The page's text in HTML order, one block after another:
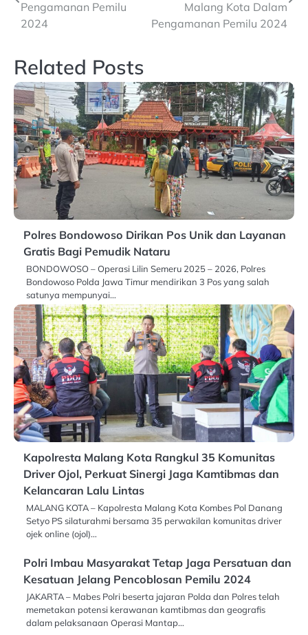
Pengamanan Pemilu
2024
Malang Kota Dalam
Pengamanan Pemilu 2024
Related Posts
Polres Bondowoso Dirikan Pos Unik dan Layanan
Gratis Bagi Pemudik Nataru
BONDOWOSO – Operasi Lilin Semeru 2025 – 2026, Polres
Bondowoso Polda Jawa Timur mendirikan 3 Pos yang salah
satunya mempunyai…
Kapolresta Malang Kota Rangkul 35 Komunitas
Driver Ojol, Perkuat Sinergi Jaga Kamtibmas dan
Kelancaran Lalu Lintas
MALANG KOTA – Kapolresta Malang Kota Kombes Pol Danang
Setyo PS silaturahmi bersama 35 perwakilan komunitas driver
ojek online (ojol)…
Polri Imbau Masyarakat Tetap Jaga Persatuan dan
Kesatuan Jelang Pencoblosan Pemilu 2024
JAKARTA – Mabes Polri beserta jajaran Polda dan Polres telah
memetakan potensi kerawanan kamtibmas dan geografis
dalam pelaksanaan Operasi Mantap…